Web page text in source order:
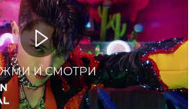
И СМОТРИ